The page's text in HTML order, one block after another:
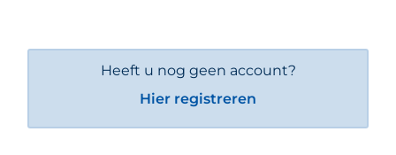
Heeft u nog geen account?
Hier registreren